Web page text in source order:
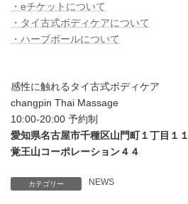
・eチケットについて
・タイ古式ボディケアについて
・ハーブボールについて
感性に触れるタイ古式ボディケア
changpin Thai Massage
10:00-20:00 予約制
愛知県名古屋市千種区山門町１丁目１１
覚王山コーポレーション４４
カテゴリー NEWS